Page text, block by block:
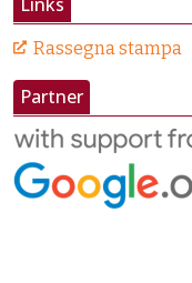
Rassegna stampa
Partner